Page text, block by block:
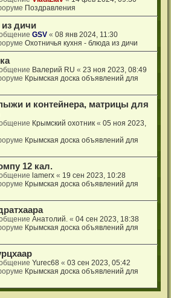
Поздравления
дичи
GSV «08 янв 2024, 11:30
Охотничья кухня - блюда из дичи
Валерий RU «23 ноя 2023, 08:49
Крымская доска объявлений для
и контейнера, матрицы для
Крымский охотник «05 ноя 2023,
Крымская доска объявлений для
12 кал.
lamerx « 19 сен 2023, 10:28
Крымская доска объявлений для
Анатолий. «04 сен 2023, 18:38
Крымская доска объявлений для
Yurec68 «03 сен 2023, 05:42
Крымская доска объявлений для